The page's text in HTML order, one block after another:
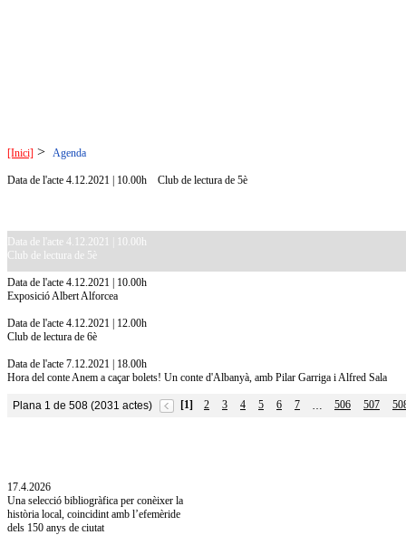
[Inici] > Agenda
Data de l'acte 4.12.2021 | 10.00h Club de lectura de 5è
Data de l'acte 4.12.2021 | 10.00h
Club de lectura de 5è
Data de l'acte 4.12.2021 | 10.00h
Exposició Albert Alforcea
Data de l'acte 4.12.2021 | 12.00h
Club de lectura de 6è
Data de l'acte 7.12.2021 | 18.00h
Hora del conte Anem a caçar bolets! Un conte d'Albanyà, amb Pilar Garriga i Alfred Sala
Plana 1 de 508 (2031 actes) [1] 2 3 4 5 6 7 … 506 507
17.4.2026
Una selecció bibliogràfica per conèixer la
història local, coincidint amb l’efemèride
dels 150 anys de ciutat